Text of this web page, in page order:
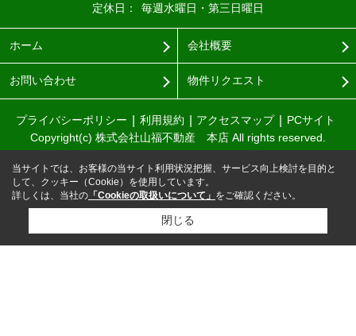
定休日：
毎週水曜日・第三日曜日
ホーム 会社概要
お問い合わせ 物件リクエスト
プライバシーポリシー 利用規約 アクセスマップ
PCサイト
Copyright(c) 株式会社山福不動産 本店 All rights reserved.
当サイトでは、お客様の当サイト利用状況把握、サービス向上検討を目的と
して、クッキー（Cookie）を使用しています。
詳しくは、当社の 「Cookieの取扱いについて」 をご確認ください。
閉じる